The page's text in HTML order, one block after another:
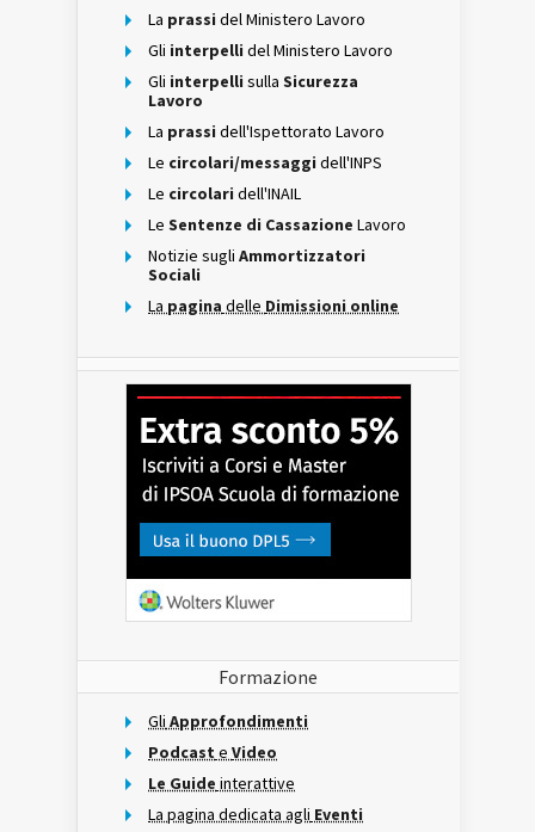
La prassi del Ministero Lavoro
Gli interpelli del Ministero Lavoro
Gli interpelli sulla Sicurezza
Lavoro
La prassi dell'Ispettorato Lavoro
Le circolari/messaggi dell'INPS
Le circolari dell'INAIL
Le Sentenze di Cassazione Lavoro
Notizie sugli Ammortizzatori
Sociali
La pagina delle Dimissioni online
Formazione
Gli Approfondimenti
Podcast e Video
Le Guide interattive
La pagina dedicata agli Eventi